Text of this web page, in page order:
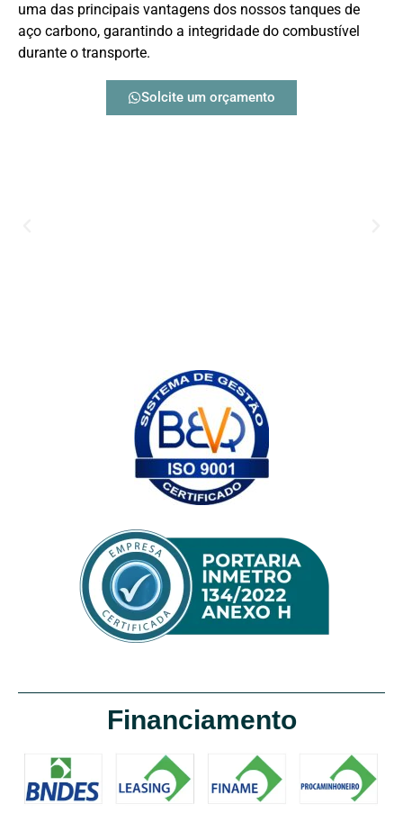
uma das principais vantagens dos nossos tanques de
aço carbono, garantindo a integridade do combustível
durante o transporte.
Solcite um orçamento
Financiamento